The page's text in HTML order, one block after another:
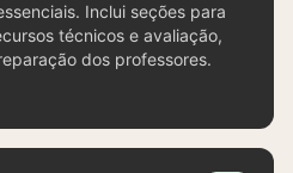
Inclui seções para
técnicos e avaliação,
dos professores.